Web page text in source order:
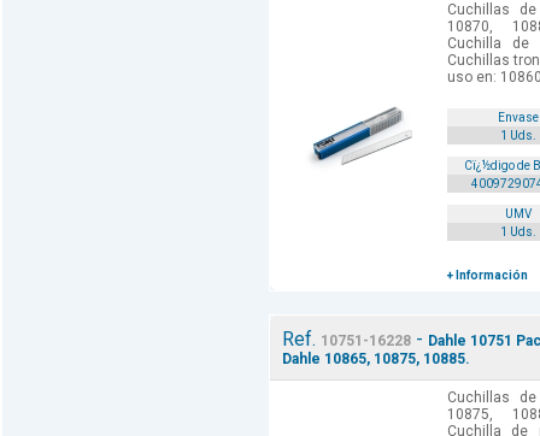
Cuchillas
10870,
Cuchilla de
Cuchillas
uso en:
Envase
1 Uds.
Cï¿½digo de
UMV
1 Uds.
+ Información
Ref. 10751-16228- Dahle 10751
Dahle 10865, 10875, 10885.
Cuchillas
10875,
Cuchilla de